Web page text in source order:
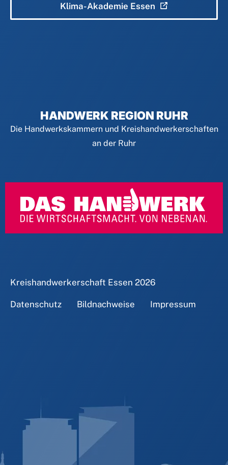
Klima-Akademie Essen
HANDWERK REGION RUHR
Die Handwerkskammern und Kreishandwerkerschaften
an der Ruhr
Kreishandwerkerschaft Essen 2026
Datenschutz Bildnachweise Impressum